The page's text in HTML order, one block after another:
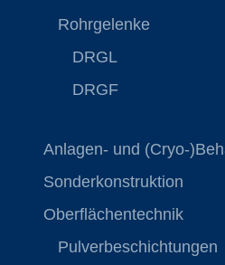
Rohrgelenke
DRGL
DRGF
Anlagen- und (Cryo-
Sonderkonstruktion
Oberflächentechnik
Pulverbeschichtungen